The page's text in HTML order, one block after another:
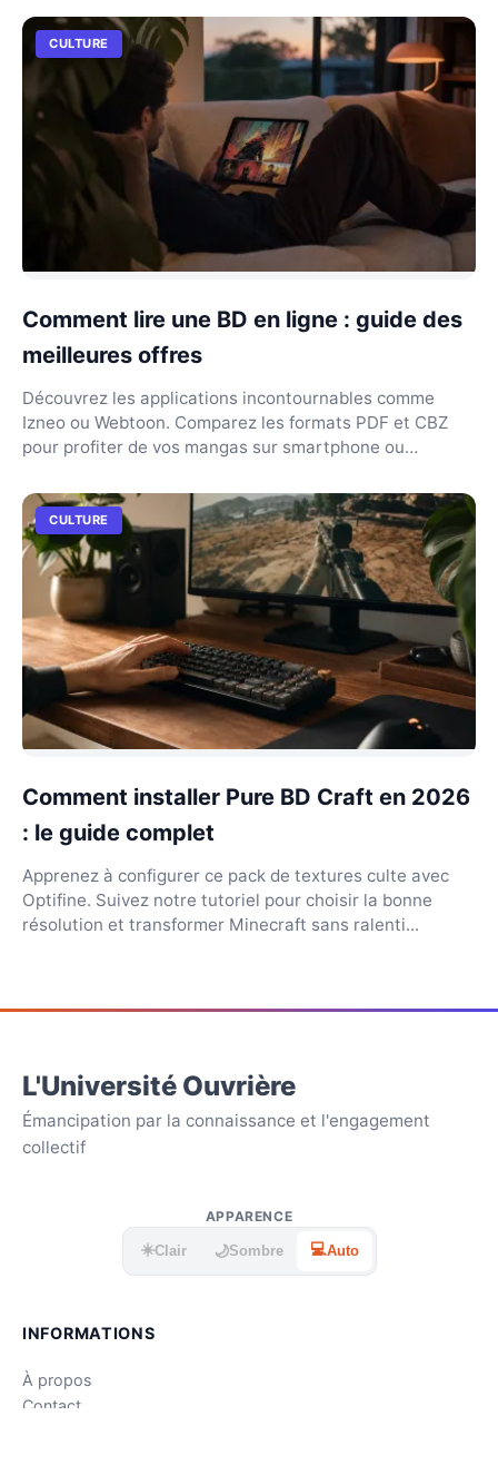
CULTURE
Comment lire une BD en ligne : guide des
meilleures offres
Découvrez les applications incontournables comme
Izneo ou Webtoon. Comparez les formats PDF et CBZ
pour profiter de vos mangas sur smartphone ou
CULTURE
Comment installer Pure BD Craft en 2026
: le guide complet
Apprenez à configurer ce pack de textures culte avec
Optifine. Suivez notre tutoriel pour choisir la bonne
résolution et transformer Minecraft sans ralenti...
L'Université Ouvrière
Émancipation par la connaissance et l'engagement
collectif
APPARENCE
☀️Clair 🌙Sombre 💻Auto
INFORMATIONS
À propos
Contact